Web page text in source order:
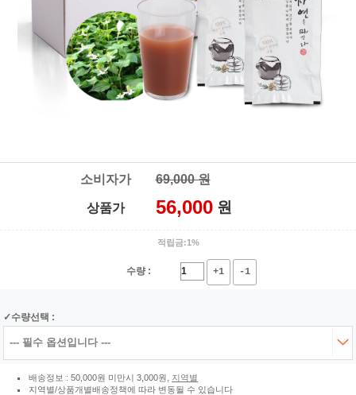
소비자가 69,000 원
상품가 56,000 원
적립금:1%
수량 : +1 -1
수량선택 :
배송정보 : 50,000원 미만시 3,000원, 지역별
지역별/상품개별배송정책에 따라 변동될 수 있습니다